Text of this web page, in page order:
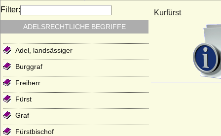
Kurfürst
Filter:
ADELSRECHTLICHE BEGRIFFE
Adel, landsässiger
Burggraf
Freiherr
Fürst
Graf
Fürstbischof